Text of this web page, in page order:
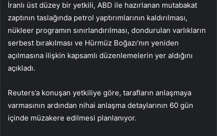
İranlı üst düzey bir yetkili, ABD ile hazırlanan mutabakat
zaptının taslağında petrol yaptırımlarının kaldırılması,
nükleer programın sınırlandırılması, dondurulan varlıkların
serbest bırakılması ve Hürmüz Boğazı’nın yeniden
açılmasına ilişkin kapsamlı düzenlemelerin yer aldığını
açıkladı.
Reuters’a konuşan yetkiliye göre, tarafların anlaşmaya
varmasının ardından nihai anlaşma detaylarının 60 gün
içinde müzakere edilmesi planlanıyor.